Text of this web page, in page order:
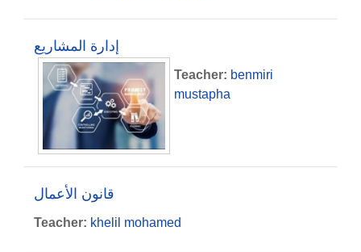
إدارة المشاريع
Teacher: benmiri
mustapha
قانون الأعمال
Teacher: khelil mohamed